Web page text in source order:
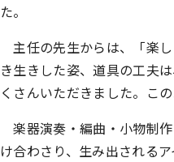
た。
主任の先生からは、「楽
き生きした姿、道具の工夫
くさんいただきました。こ
楽器演奏・編曲・小物制
け合わさり、生み出される